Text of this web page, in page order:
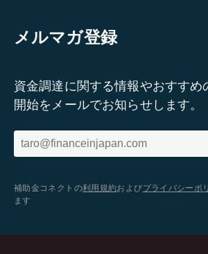
メルマガ登録
資金調達に関する情報やおすすめ
開始をメールでお知らせします。
補助金コネクトの利用規約およびプライバシーポ
ます